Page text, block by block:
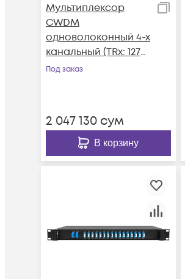
Мультиплексор
CWDM
одноволоконный 4-х
канальный (TRx: 1270,
1290, 1310, 1330, 1530,
Под заказ
2 047 130 сум
В корзину